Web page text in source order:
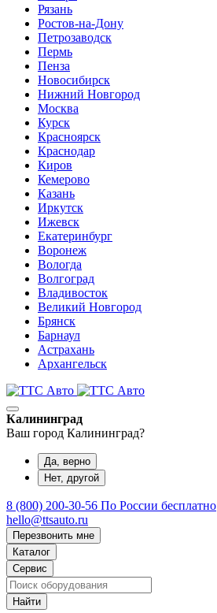
Рязань
Ростов-на-Дону
Петрозаводск
Пермь
Пенза
Новосибирск
Нижний Новгород
Москва
Курск
Красноярск
Краснодар
Киров
Кемерово
Казань
Иркутск
Ижевск
Екатеринбург
Воронеж
Вологда
Волгоград
Владивосток
Великий Новгород
Брянск
Барнаул
Астрахань
Архангельск
Калининград
Ваш город Калининград?
Да, верно
Нет, другой
8 (800) 200-30-56 По России бесплатно
hello@ttsauto.ru
Перезвонить мне
Каталог
Сервис